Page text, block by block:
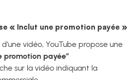
« Inclut une promotion payée »
d’une vidéo, YouTube propose une
promotion payée”
sur la vidéo indiquant la